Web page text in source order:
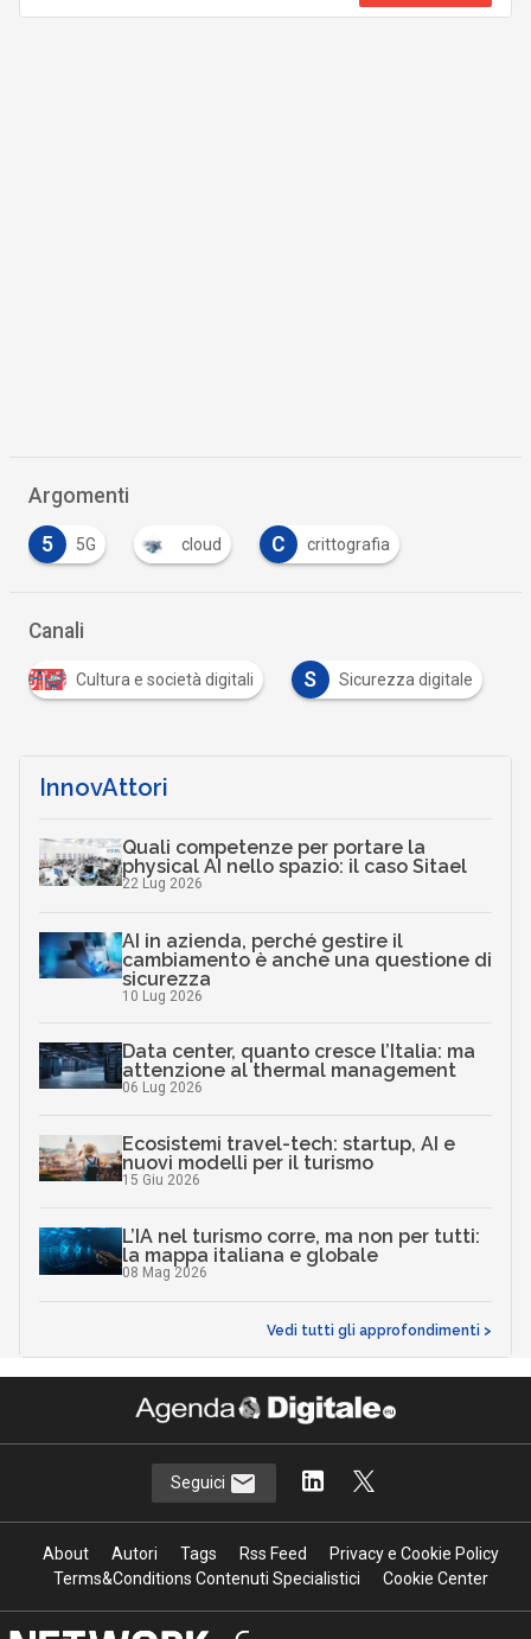
Argomenti
5 5G cloud C crittografia
Canali
Cultura e società digitali S Sicurezza digitale
InnovAttori
Quali competenze per portare la
physical AI nello spazio: il caso Sitael
22 Lug 2026
AI in azienda, perché gestire il
cambiamento è anche una questione di
sicurezza
10 Lug 2026
Data center, quanto cresce l’Italia: ma
attenzione al thermal management
06 Lug 2026
Ecosistemi travel-tech: startup, AI e
nuovi modelli per il turismo
15 Giu 2026
L’IA nel turismo corre, ma non per tutti:
la mappa italiana e globale
08 Mag 2026
Vedi tutti gli approfondimenti >
Seguici
About Autori Tags Rss Feed
Privacy e Cookie Policy
Terms&Conditions Contenuti Specialistici
Cookie Center